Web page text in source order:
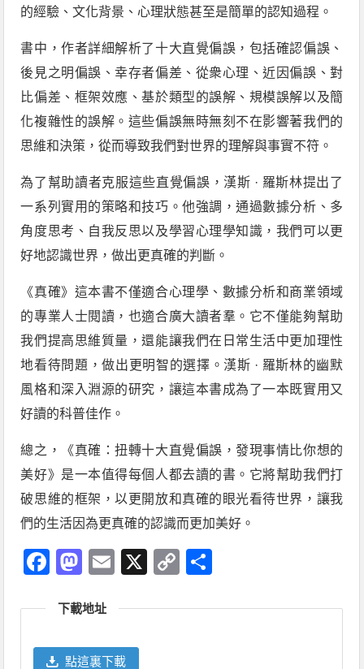
的經驗、文化背景、心理狀態甚至是簡單的認知過程。
書中，作者詳細解析了十大直覺偏誤，包括確認偏誤、
後見之明偏誤、幸存者偏差、從衆心理、近因偏誤、對
比偏差、框架效應、基於類型的誤解、規模誤解以及簡
化複雜性的誤解。這些偏誤無時無刻不在影響著我們的
思維和決策，從而導致我們對世界的理解與事實不符。
為了幫助讀者克服這些直覺偏誤，漢斯 · 羅斯林提出了
一系列實用的策略和技巧。他強調，通過數據分析、多
角度思考、自我反思以及學習心理學知識，我們可以更
好地認識世界，做出更真確的判斷。
《真確》這本書不僅適合心理學、數據分析和商業領域
的專業人士閱讀，也適合廣大讀者羣。它不僅能夠幫助
我們提高思維質量，還能讓我們在日常生活中更加理性
地看待問題，做出更明智的選擇。漢斯 · 羅斯林的幽默
風格和深入淵源的研究，讓這本書成為了一本既實用又
好讀的科普佳作。
總之，《真確：扭轉十大直覺偏誤，發現事情比你想的
美好》是一本值得每個人都去讀的書。它將幫助我們打
破思維的框架，以更開放和真確的眼光看待世界，讓我
們的生活因為更真確的認識而更加美好。
Facebook
Mastodon
Email
X
Copy
下載地址
點這裏下載